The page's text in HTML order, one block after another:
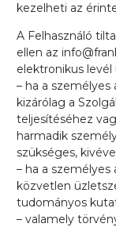
kezelheti az
A Felhasználó
ellen az
elektronikus levél
– ha a
kizárólag a
teljesítéséhez
harmadik
szükséges,
– ha a személyes
közvetlen
tudományos
– valamely